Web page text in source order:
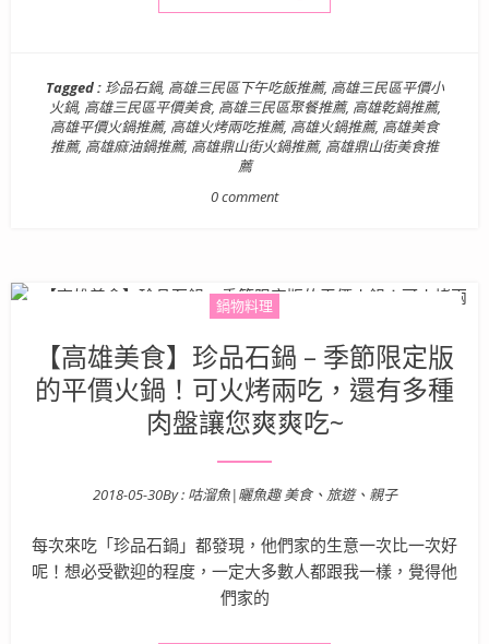
Tagged : 珍品石鍋, 高雄三民區下午吃飯推薦, 高雄三民區平價小
火鍋, 高雄三民區平價美食, 高雄三民區聚餐推薦, 高雄乾鍋推薦,
高雄平價火鍋推薦, 高雄火烤兩吃推薦, 高雄火鍋推薦, 高雄美食
推薦, 高雄麻油鍋推薦, 高雄鼎山街火鍋推薦, 高雄鼎山街美食推
薦
0 comment
鍋物料理
【高雄美食】珍品石鍋 – 季節限定版
的平價火鍋！可火烤兩吃，還有多種
肉盤讓您爽爽吃~
Posted on
2018-05-30By : 咕溜魚|曬魚趣 美食、旅遊、親子
每次來吃「珍品石鍋」都發現，他們家的生意一次比一次好
呢！想必受歡迎的程度，一定大多數人都跟我一樣，覺得他
們家的